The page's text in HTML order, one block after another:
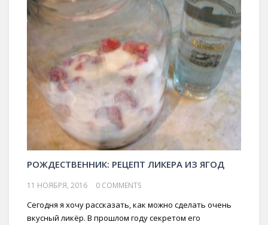
РОЖДЕСТВЕННИК: РЕЦЕПТ ЛИКЕРА ИЗ ЯГОД
11 НОЯБРЯ, 2016 0 COMMENTS
Сегодня я хочу рассказать, как можно сделать очень
вкусный ликёр. В прошлом году секретом его